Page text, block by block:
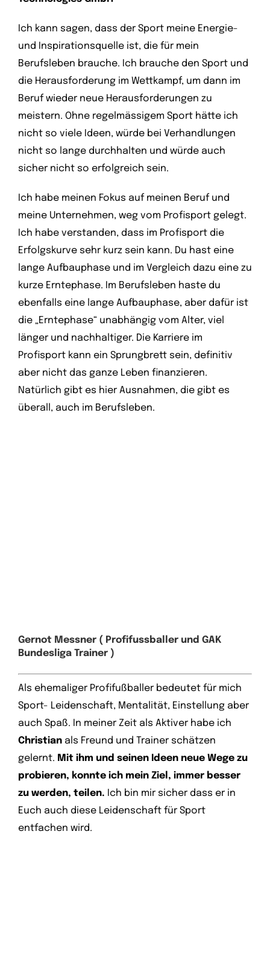
Ich kann sagen, dass der Sport meine Energie-
und Inspirationsquelle ist, die für mein
Berufsleben brauche. Ich brauche den Sport und
die Herausforderung im Wettkampf, um dann im
Beruf wieder neue Herausforderungen zu
meistern. Ohne regelmässigem Sport hätte ich
nicht so viele Ideen, würde bei Verhandlungen
nicht so lange durchhalten und würde auch
sicher nicht so erfolgreich sein.
Ich habe meinen Fokus auf meinen Beruf und
meine Unternehmen, weg vom Profisport gelegt.
Ich habe verstanden, dass im Profisport die
Erfolgskurve sehr kurz sein kann. Du hast eine
lange Aufbauphase und im Vergleich dazu eine zu
kurze Erntephase. Im Berufsleben haste du
ebenfalls eine lange Aufbauphase, aber dafür ist
die „Erntephase“ unabhängig vom Alter, viel
länger und nachhaltiger. Die Karriere im
Profisport kann ein Sprungbrett sein, definitiv
aber nicht das ganze Leben finanzieren.
Natürlich gibt es hier Ausnahmen, die gibt es
überall, auch im Berufsleben.
Gernot Messner ( Profifussballer und GAK
Bundesliga Trainer )
Als ehemaliger Profifußballer bedeutet für mich
Sport- Leidenschaft, Mentalität, Einstellung aber
auch Spaß. In meiner Zeit als Aktiver habe ich
Christian als Freund und Trainer schätzen
gelernt. Mit ihm und seinen Ideen neue Wege zu
probieren, konnte ich mein Ziel, immer besser
zu werden, teilen. Ich bin mir sicher dass er in
Euch auch diese Leidenschaft für Sport
entfachen wird.